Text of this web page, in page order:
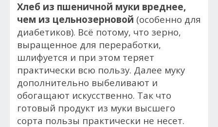
Хлеб из пшеничной муки вреднее,
чем из цельнозерновой (особенно для
диабетиков). Всё потому, что зерно,
выращенное для переработки,
шлифуется и при этом теряет
практически всю пользу. Далее муку
дополнительно выбеливают и
обогащают искусственно. Так что
готовый продукт из муки высшего
сорта пользы практически не несет.